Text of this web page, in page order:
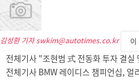
김성환 기자 swkim@autotimes.co.kr 이
전체기사 "조현범 式 전동화 투자 결실
전체기사 BMW 레이디스 챔피언십, 얼